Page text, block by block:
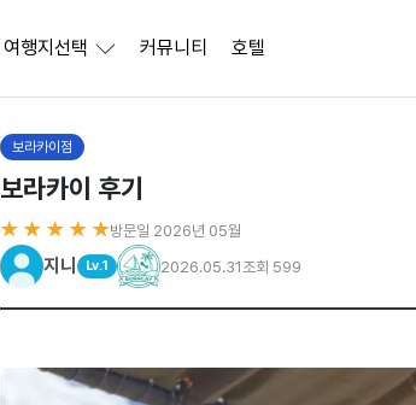
여행지선택 커뮤니티 호텔
보라카이점
보라카이 후기
★ ★ ★ ★ ★방문일 2026년 05월
지니 Lv.1 2026.05.31 조회 599